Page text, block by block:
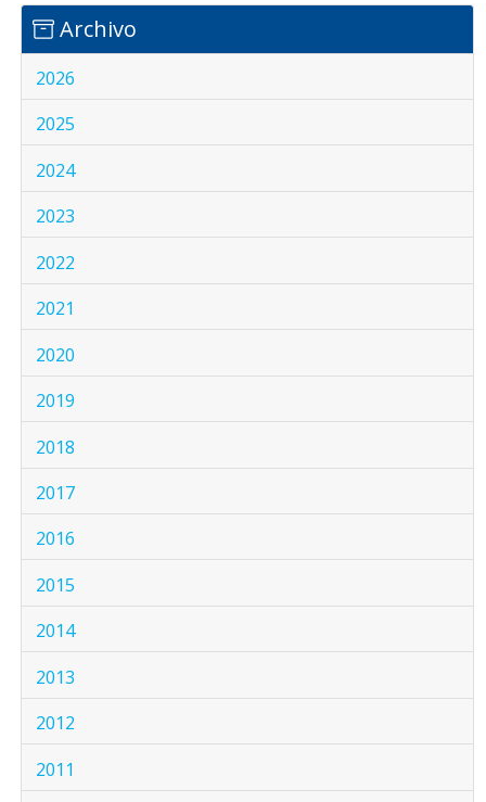
Archivo
2026
2025
2024
2023
2022
2021
2020
2019
2018
2017
2016
2015
2014
2013
2012
2011